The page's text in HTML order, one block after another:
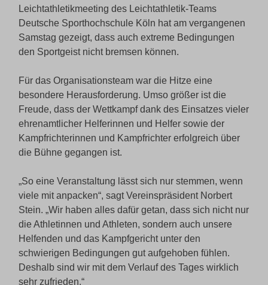
Leichtathletikmeeting des Leichtathletik-Teams
Deutsche Sporthochschule Köln hat am vergangenen
Samstag gezeigt, dass auch extreme Bedingungen
den Sportgeist nicht bremsen können.
Für das Organisationsteam war die Hitze eine
besondere Herausforderung. Umso größer ist die
Freude, dass der Wettkampf dank des Einsatzes vieler
ehrenamtlicher Helferinnen und Helfer sowie der
Kampfrichterinnen und Kampfrichter erfolgreich über
die Bühne gegangen ist.
„So eine Veranstaltung lässt sich nur stemmen, wenn
viele mit anpacken“, sagt Vereinspräsident Norbert
Stein. „Wir haben alles dafür getan, dass sich nicht nur
die Athletinnen und Athleten, sondern auch unsere
Helfenden und das Kampfgericht unter den
schwierigen Bedingungen gut aufgehoben fühlen.
Deshalb sind wir mit dem Verlauf des Tages wirklich
sehr zufrieden.“